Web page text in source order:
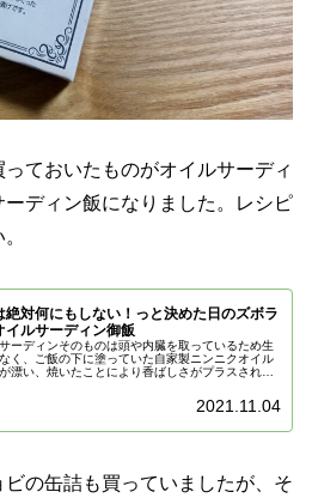
ておいたものがオイルサーディ
ディン飯になりました。レシピ
絶対何にもしない！っと決めた日のズボラ
イルサーディン御飯
ーディンそのものは頭や内臓を取っているため生
く、ご飯の下に塗っていた自家製ニンニクオイル
漂い、焼いたことにより香ばしさがプラスされて
2021.11.04
の缶詰も買っていましたが、そ